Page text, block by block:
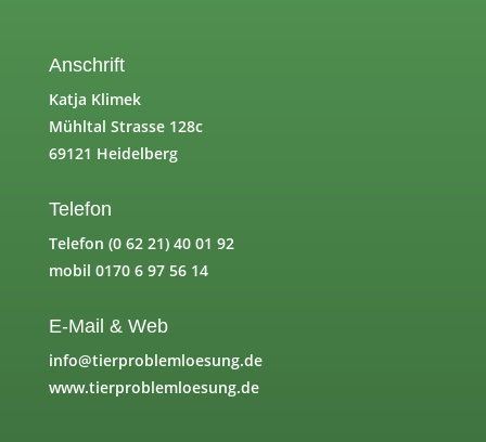
Anschrift
Katja Klimek
Mühltal Strasse 128c
69121 Heidelberg
Telefon
Telefon (0 62 21) 40 01 92
mobil 0170 6 97 56 14
E-Mail & Web
info@tierproblemloesung.de
www.tierproblemloesung.de